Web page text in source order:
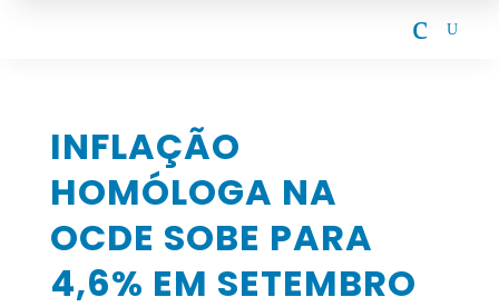
c U
INFLAÇÃO
HOMÓLOGA NA
OCDE SOBE PARA
4,6% EM SETEMBRO